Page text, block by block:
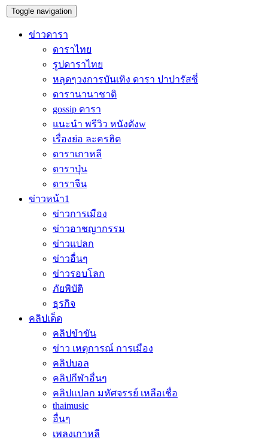
Toggle navigation
ข่าวดารา
ดาราไทย
รูปดาราไทย
หลุดๆวงการบันเทิง ดารา ปาปารัสซี่
ดารานานาชาติ
gossip ดารา
แนะนำ พรีวิว หนังดังw
เรื่องย่อ ละครฮิต
ดาราเกาหลี
ดาราปุ่น
ดาราจีน
ข่าวหน้า1
ข่าวการเมือง
ข่าวอาชญากรรม
ข่าวแปลก
ข่าวอื่นๆ
ข่าวรอบโลก
ภัยพิบัติ
ธุรกิจ
คลิปเด็ด
คลิปขำขัน
ข่าว เหตุการณ์ การเมือง
คลิปบอล
คลิปกีฬาอื่นๆ
คลิปแปลก มหัศจรรย์ เหลือเชื่อ
thaimusic
อื่นๆ
เพลงเกาหลี